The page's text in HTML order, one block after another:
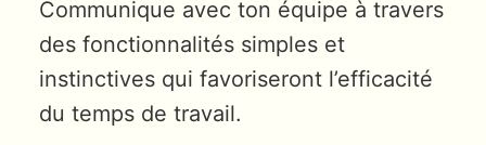
Communique avec ton équipe à travers
des fonctionnalités simples et
instinctives qui favoriseront l’efficacité
du temps de travail.